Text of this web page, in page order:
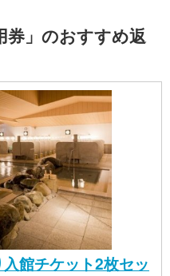
券」のおすすめ返
館チケット2枚セッ